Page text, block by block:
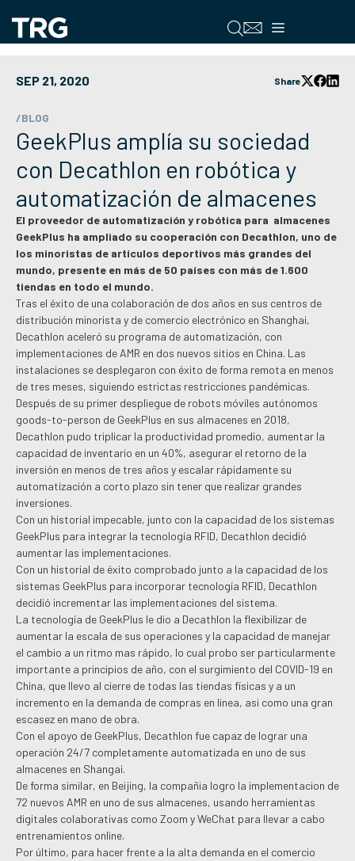
contenido
Menú
SEP 21, 2020 Share
/BLOG
GeekPlus amplía su sociedad
con Decathlon en robótica y
automatización de almacenes
El proveedor de automatización y robótica para almacenes
GeekPlus ha ampliado su cooperación con Decathlon, uno de
los minoristas de artículos deportivos más grandes del
mundo, presente en más de 50 países con más de 1.600
tiendas en todo el mundo.
Tras el éxito de una colaboración de dos años en sus centros de
distribución minorista y de comercio electrónico en Shanghai,
Decathlon aceleró su programa de automatización, con
implementaciones de AMR en dos nuevos sitios en China. Las
instalaciones se desplegaron con éxito de forma remota en menos
de tres meses, siguiendo estrictas restricciones pandémicas.
Después de su primer despliegue de robots móviles autónomos
goods-to-person de GeekPlus en sus almacenes en 2018,
Decathlon pudo triplicar la productividad promedio, aumentar la
capacidad de inventario en un 40%, asegurar el retorno de la
inversión en menos de tres años y escalar rápidamente su
automatización a corto plazo sin tener que realizar grandes
inversiones.
Con un historial impecable, junto con la capacidad de los sistemas
GeekPlus para integrar la tecnología RFID, Decathlon decidió
aumentar las implementaciones.
Con un historial de éxito comprobado junto a la capacidad de los
sistemas GeekPlus para incorporar tecnología RFID, Decathlon
decidió incrementar las implementaciones del sistema.
La tecnología de GeekPlus le dio a Decathlon la flexibilizar de
aumentar la escala de sus operaciones y la capacidad de manejar
el cambio a un ritmo mas rápido, lo cual probo ser particularmente
importante a principios de año, con el surgimiento del COVID-19 en
China, que llevo al cierre de todas las tiendas físicas y a un
incremento en la demanda de compras en linea, asi como una gran
escasez en mano de obra.
Con el apoyo de GeekPlus, Decathlon fue capaz de lograr una
operación 24/7 completamente automatizada en uno de sus
almacenes en Shangai.
De forma similar, en Beijing, la compañia logro la implementacion de
72 nuevos AMR en uno de sus almacenes, usando herramientas
digitales colaborativas como Zoom y WeChat para llevar a cabo
entrenamientos online.
Por último, para hacer frente a la alta demanda en el comercio